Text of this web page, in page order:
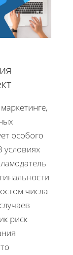
особого
условиях
числа
риск